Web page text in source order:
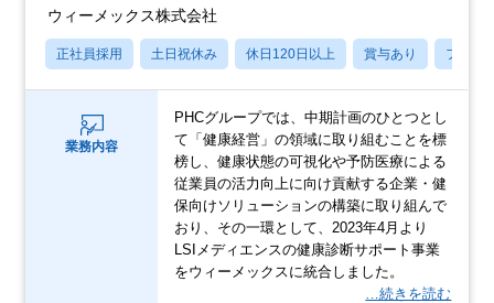
ウィーメックス株式会社
正社員採用 土日祝休み 休日120日以上 賞与あり フレッ
業務内容
PHCグループでは、中期計画のひとつとし
て「健康経営」の領域に取り組むことを標
榜し、健康状態の可視化や予防医療による
従業員の活力向上に向け貢献する企業・健
保向けソリューションの構築に取り組んで
おり、その一環として、2023年4月より
LSIメディエンスの健康診断サポート事業
をウィーメックスに統合しました。
…続きを読む